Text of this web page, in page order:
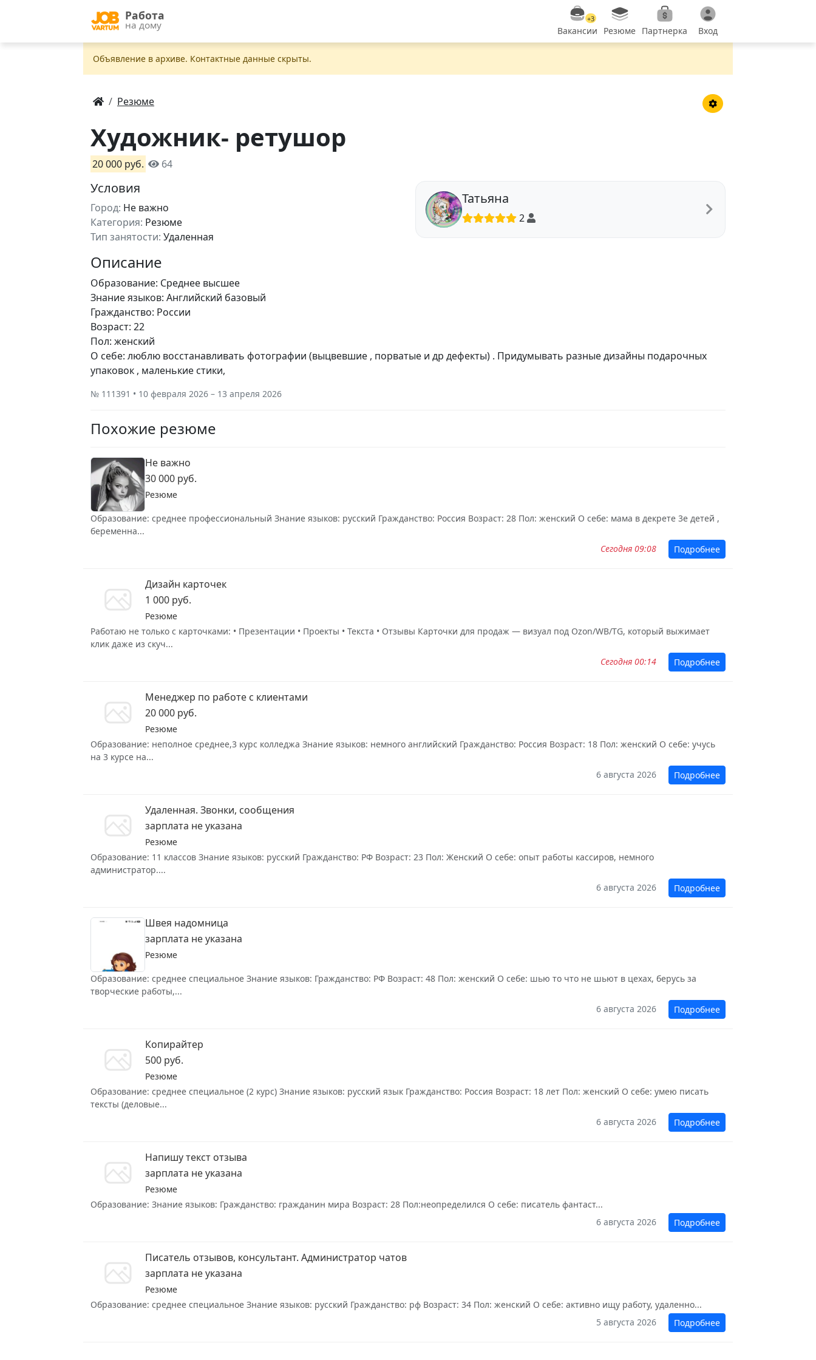
Работа
на дому
+3
Вакансии Резюме Партнерка Вход
Объявление в apxивe. Контактные данные скрыты.
Резюме
Художник- ретушор
20 000 руб. 64
Условия
Город: Не важно
Категория: Резюме
Тип занятости: Удаленная
Татьяна
2
Описание
Образование: Среднее высшее
Знание языков: Английский базовый
Гражданство: России
Возраст: 22
Пол: женский
О себе: люблю восстанавливать фотографии (выцвевшие , порватые и др дефекты) . Придумывать разные дизайны подарочных
упаковок , маленькие стики,
№ 111391 • 10 февраля 2026 – 13 апреля 2026
Похожие резюме
Не важно
30 000 руб.
Резюме
Образование: среднее профессиональный Знание языков: русский Гражданство: Россия Возраст: 28 Пол: женский О себе: мама в декрете 3е детей ,
беременна...
Сегодня 09:08
Подробнее
Дизайн карточек
1 000 руб.
Резюме
Работаю не только с карточками: • Презентации • Проекты • Текста • Отзывы Карточки для продаж — визуал под Ozon/WB/TG, который выжимает
клик даже из скуч...
Сегодня 00:14
Подробнее
Менеджер по работе с клиентами
20 000 руб.
Резюме
Образование: неполное среднее,3 курс колледжа Знание языков: немного английский Гражданство: Россия Возраст: 18 Пол: женский О себе: учусь
на 3 курсе на...
6 августа 2026
Подробнее
Удаленная. Звонки, сообщения
зарплата не указана
Резюме
Образование: 11 классов Знание языков: русский Гражданство: РФ Возраст: 23 Пол: Женский О себе: опыт работы кассиров, немного
администратор....
6 августа 2026
Подробнее
Швея надомница
зарплата не указана
Резюме
Образование: среднее специальное Знание языков: Гражданство: РФ Возраст: 48 Пол: женский О себе: шью то что не шьют в цехах, берусь за
творческие работы,...
6 августа 2026
Подробнее
Копирайтер
500 руб.
Резюме
Образование: среднее специальное (2 курс) Знание языков: русский язык Гражданство: Россия Возраст: 18 лет Пол: женский О себе: умею писать
тексты (деловые...
6 августа 2026
Подробнее
Напишу текст отзыва
зарплата не указана
Резюме
Образование: Знание языков: Гражданство: гражданин мира Возраст: 28 Пол:неопределился О себе: писатель фантаст...
6 августа 2026
Подробнее
Писатель отзывов, консультант. Администратор чатов
зарплата не указана
Резюме
Образование: среднее специальное Знание языков: русский Гражданство: рф Возраст: 34 Пол: женский О себе: активно ищу работу, удаленно...
5 августа 2026
Подробнее